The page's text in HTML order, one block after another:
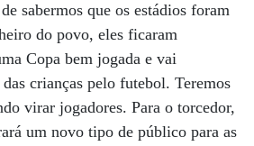
sabermos que os estádios foram
do povo, eles ficaram
Copa bem jogada e vai
crianças pelo futebol. Teremos
virar jogadores. Para o torcedor,
um novo tipo de público para as